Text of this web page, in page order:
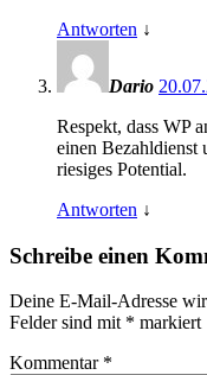
Antworten ↓
Dario
Respekt, dass WP
einen Bezahldienst
riesiges Potential.
Antworten ↓
Schreibe einen
Deine E-Mail-Adresse
Felder sind mit * markiert
Kommentar *